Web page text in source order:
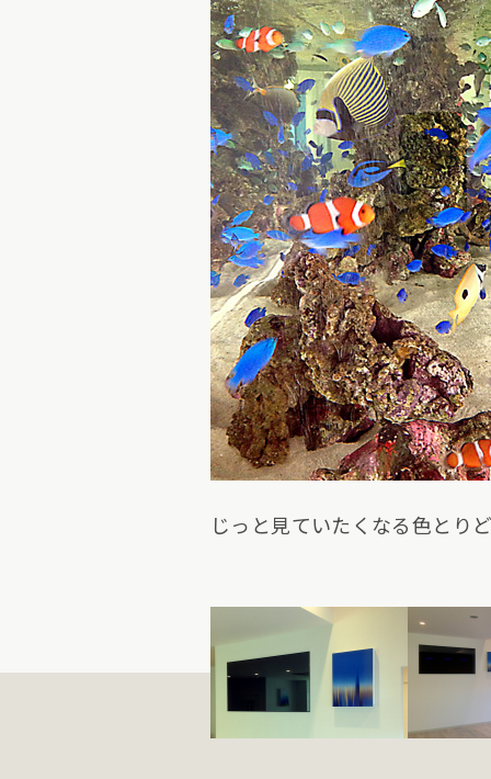
じっと見ていたくなる色とり